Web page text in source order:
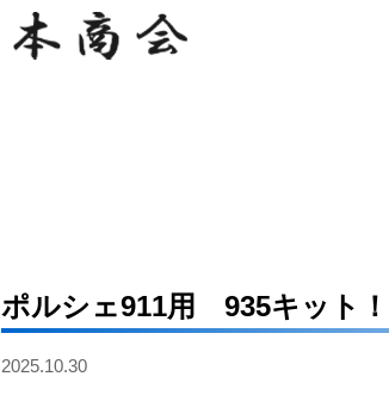
ポルシェ911用 935キット！
2025.10.30